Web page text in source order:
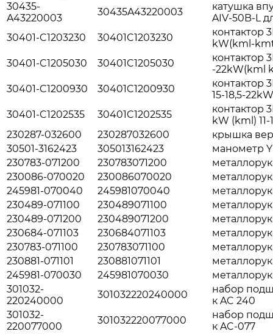
30435-
A43220003
30435A43220003
катушка
AIV-50B-L
30401-C1203230
30401C1203230
контактор
kW(kml-
30401-C1205030
30401C1205030
контактор
-22kW(kml
30401-C1200930
30401C1200930
контактор
15-18,5-
30401-C1202535
30401C1202535
контактор
kW (kml)
230287-032600
230287032600
крышка
30501-3162423
305013162423
манометр
230783-071200
230783071200
230086-070020
230086070020
245981-070040
245981070040
230489-071100
230489071100
230489-071200
230489071200
230684-071103
230684071103
230783-071100
230783071100
230881-071101
230881071101
245981-070030
245981070030
301032-
220240000
301032220240000
набор
к AC 240
301032-
220077000
301032220077000
набор
к AC-077